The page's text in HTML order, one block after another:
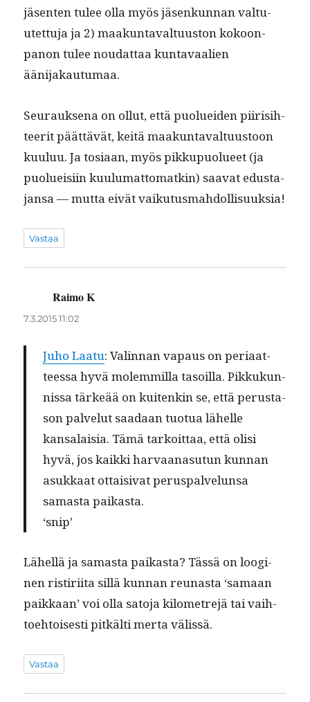
jäsen­ten tulee olla myös jäsenkun­nan val­tu­
utet­tu­ja ja 2) maakun­taval­tu­us­ton kokoon­
panon tulee nou­dat­taa kun­tavaalien
äänijakautumaa.
Seu­rauk­se­na on ollut, että puoluei­den piirisi­h­
teer­it päät­tävät, keitä maakun­taval­tu­us­toon
kuu­luu. Ja tosi­aan, myös pikkupuolueet (ja
puolueisi­in kuu­lumat­tomatkin) saa­vat edus­ta­
jansa — mut­ta eivät vaikutusmahdollisuuksia!
Vastaa
Raimo Ksanoo:
7.3.2015 11:02
Juho Laatu: Valin­nan vapaus on peri­aat­
teessa hyvä molem­mil­la tasoil­la. Pikkukun­
nis­sa tärkeää on kuitenkin se, että perus­ta­
son palve­lut saadaan tuo­tua lähelle
kansalaisia. Tämä tarkoit­taa, että olisi
hyvä, jos kaik­ki har­vaana­su­tun kun­nan
asukkaat ottaisi­vat perus­palvelun­sa
samas­ta paikasta.
‘snip’
Lähel­lä ja samas­ta paikas­ta? Tässä on loogi­
nen ris­tiri­ita sil­lä kun­nan reunas­ta ‘samaan
paikkaan’ voi olla sato­ja kilo­me­tre­jä tai vai­h­
toe­htois­es­ti pitkälti mer­ta välissä.
Vastaa